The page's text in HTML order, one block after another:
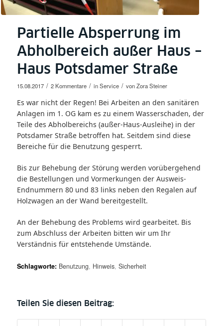
Partielle Absperrung im
Abholbereich außer Haus –
Haus Potsdamer Straße
15.08.2017 / 2 Kommentare / inService / vonZora Steiner
Es war nicht der Regen! Bei Arbeiten an den sanitären
Anlagen im 1. OG kam es zu einem Wasserschaden, der
Teile des Abholbereichs (außer-Haus-Ausleihe) in der
Potsdamer Straße betroffen hat. Seitdem sind diese
Bereiche für die Benutzung gesperrt.
Bis zur Behebung der Störung werden vorübergehend
die Bestellungen und Vormerkungen der Ausweis-
Endnummern 80 und 83 links neben den Regalen auf
Holzwagen an der Wand bereitgestellt.
An der Behebung des Problems wird gearbeitet. Bis
zum Abschluss der Arbeiten bitten wir um Ihr
Verständnis für entstehende Umstände.
Schlagworte: Benutzung, Hinweis, Sicherheit